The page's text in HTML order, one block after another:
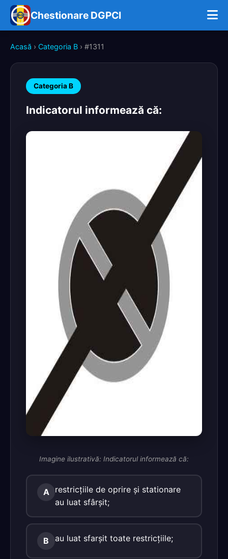
Chestionare DGPCI
Acasă › Categoria B › #1311
Categoria B
Indicatorul informează că:
Imagine ilustrativă: Indicatorul informează că:
A
restricţiile de oprire şi stationare
au luat sfârşit;
B au luat sfarşit toate restricţiile;